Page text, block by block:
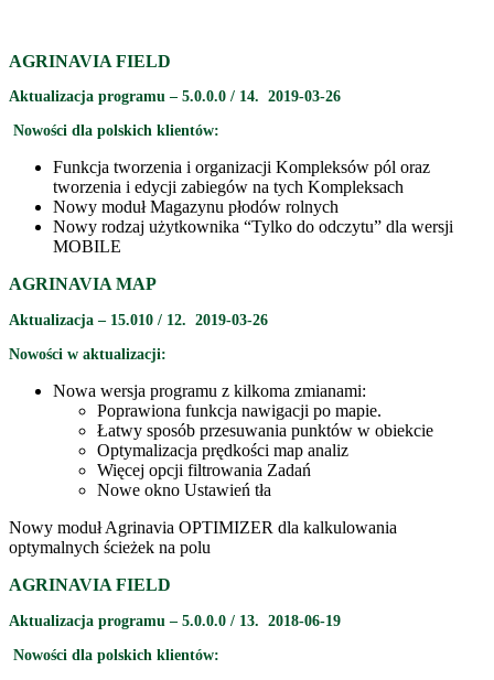
AGRINAVIA FIELD
Aktualizacja programu – 5.0.0.0 / 14. 2019-03-26
Nowości dla polskich klientów:
Funkcja tworzenia i organizacji Kompleksów pól oraz
tworzenia i edycji zabiegów na tych Kompleksach
Nowy moduł Magazynu płodów rolnych
Nowy rodzaj użytkownika “Tylko do odczytu” dla wersji
MOBILE
AGRINAVIA MAP
Aktualizacja – 15.010 / 12. 2019-03-26
Nowości w aktualizacji:
Nowa wersja programu z kilkoma zmianami:
Poprawiona funkcja nawigacji po mapie.
Łatwy sposób przesuwania punktów w obiekcie
Optymalizacja prędkości map analiz
Więcej opcji filtrowania Zadań
Nowe okno Ustawień tła
Nowy moduł Agrinavia OPTIMIZER dla kalkulowania
optymalnych ścieżek na polu
AGRINAVIA FIELD
Aktualizacja programu – 5.0.0.0 / 13. 2018-06-19
Nowości dla polskich klientów: